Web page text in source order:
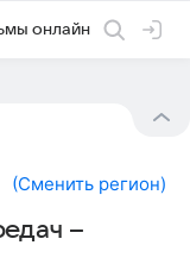
онлайн
(Сменить регион)
–